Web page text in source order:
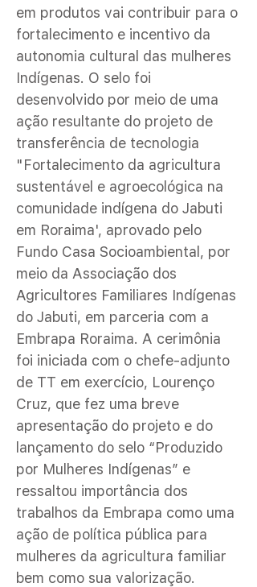
em produtos vai contribuir para o
fortalecimento e incentivo da
autonomia cultural das mulheres
Indígenas. O selo foi
desenvolvido por meio de uma
ação resultante do projeto de
transferência de tecnologia
"Fortalecimento da agricultura
sustentável e agroecológica na
comunidade indígena do Jabuti
em Roraima', aprovado pelo
Fundo Casa Socioambiental, por
meio da Associação dos
Agricultores Familiares Indígenas
do Jabuti, em parceria com a
Embrapa Roraima. A cerimônia
foi iniciada com o chefe-adjunto
de TT em exercício, Lourenço
Cruz, que fez uma breve
apresentação do projeto e do
lançamento do selo “Produzido
por Mulheres Indígenas” e
ressaltou importância dos
trabalhos da Embrapa como uma
ação de política pública para
mulheres da agricultura familiar
bem como sua valorização.